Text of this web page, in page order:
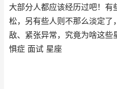
大部分人都应该经历过吧！有
松，另有些人则不那么淡定了
敌、紧张异常，究竟为啥这些
惧症 面试 星座